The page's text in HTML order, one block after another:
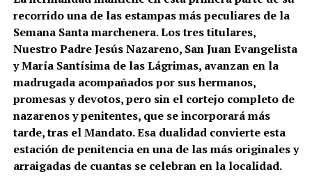
recorrido una de las estampas más peculiares de la
Semana Santa marchenera. Los tres titulares,
Nuestro Padre Jesús Nazareno, San Juan Evangelista
y María Santísima de las Lágrimas, avanzan en la
madrugada acompañados por sus hermanos,
promesas y devotos, pero sin el cortejo completo de
nazarenos y penitentes, que se incorporará más
tarde, tras el Mandato. Esa dualidad convierte esta
estación de penitencia en una de las más originales y
arraigadas de cuantas se celebran en la localidad.